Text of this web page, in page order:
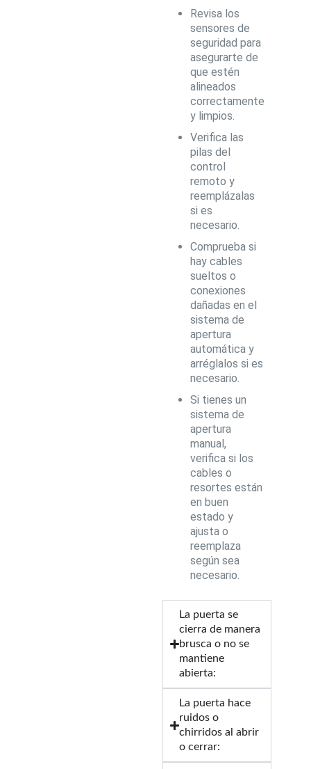
Revisa los
sensores de
seguridad para
asegurarte de
que estén
alineados
correctamente
y limpios.
Verifica las
pilas del
control
remoto y
reemplázalas
si es
necesario.
Comprueba si
hay cables
sueltos o
conexiones
dañadas en el
sistema de
apertura
automática y
arréglalos si es
necesario.
Si tienes un
sistema de
apertura
manual,
verifica si los
cables o
resortes están
en buen
estado y
ajusta o
reemplaza
según sea
necesario.
La puerta se
cierra de manera
brusca o no se
mantiene
abierta:
La puerta hace
ruidos o
chirridos al abrir
o cerrar: